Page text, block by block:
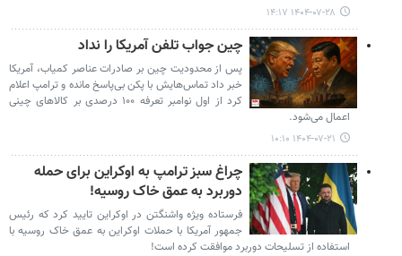
۱۴۰۴-۰۷-۲۸ ۱۴:۱۷
چین جواب تلفن آمریکا را نداد
پس از محدودیت چین بر صادرات عناصر کمیاب، آمریکا
خبر داد تماس‌هایش با پکن بی‌پاسخ مانده و ترامپ اعلام
کرد از اول نوامبر تعرفه ۱۰۰ درصدی بر کالاهای چینی
اعمال می‌شود.
۱۴۰۴-۰۷-۲۱ ۱۰:۱۰
چراغ سبز ترامپ به اوکراین برای حمله
دوربرد به عمق خاک روسیه!
فرستاده ویژه واشنگتن در اوکراین تایید کرد که رئیس
جمهور آمریکا با حملات اوکراین به عمق خاک روسیه با
استفاده از تسلیحات دوربرد موافقت کرده است!